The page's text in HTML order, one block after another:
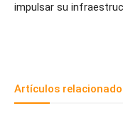
impulsar su
Artículos